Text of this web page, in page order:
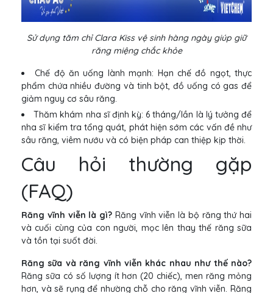
Sử dụng tăm chỉ Clara Kiss vệ sinh hàng ngày giúp giữ
răng miệng chắc khỏe
Chế độ ăn uống lành mạnh: Hạn chế đồ ngọt, thực
phẩm chứa nhiều đường và tinh bột, đồ uống có gas để
giảm nguy cơ sâu răng.
Thăm khám nha sĩ định kỳ: 6 tháng/lần là lý tưởng để
nha sĩ kiểm tra tổng quát, phát hiện sớm các vấn đề như
sâu răng, viêm nướu và có biện pháp can thiệp kịp thời.
Câu hỏi thường gặp
(FAQ)
Răng vĩnh viễn là gì? Răng vĩnh viễn là bộ răng thứ hai
và cuối cùng của con người, mọc lên thay thế răng sữa
và tồn tại suốt đời.
Răng sữa và răng vĩnh viễn khác nhau như thế nào?
Răng sữa có số lượng ít hơn (20 chiếc), men răng mỏng
hơn, và sẽ rụng để nhường chỗ cho răng vĩnh viễn. Răng